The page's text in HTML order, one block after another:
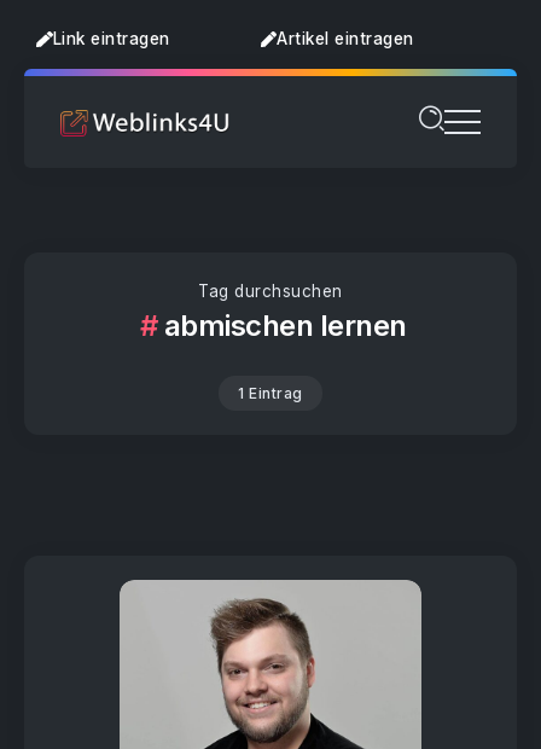
Link eintragen Artikel eintragen
Tag durchsuchen
abmischen lernen
1 Eintrag